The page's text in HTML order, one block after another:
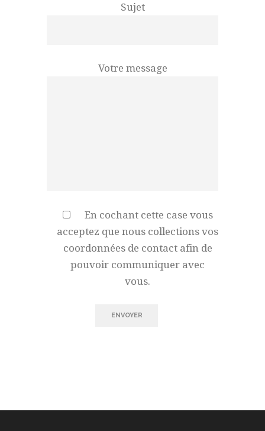
Sujet
Votre message
En cochant cette case vous
acceptez que nous collections vos
coordonnées de contact afin de
pouvoir communiquer avec
vous.